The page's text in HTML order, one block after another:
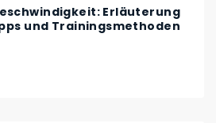
Erläuterung
und Trainingsmethoden